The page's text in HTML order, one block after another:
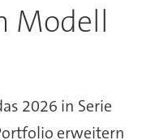
Modell
2026 in Serie
erweitern